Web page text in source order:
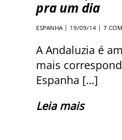
pra um dia
ESPANHA| 19/09/14 | 7
A Andaluzia é
mais
Espanha […]
Leia mais